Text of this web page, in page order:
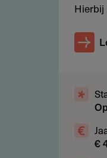
Hierbij
€